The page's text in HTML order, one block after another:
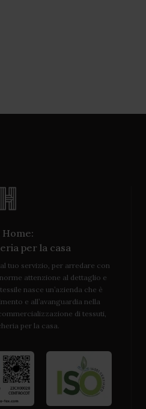
Home:
per la casa
tuo servizio, per arredare con
attenzione al dettaglio e
nasce un’azienda che è
e all’avanguardia nella
di tessuti,
per la casa.